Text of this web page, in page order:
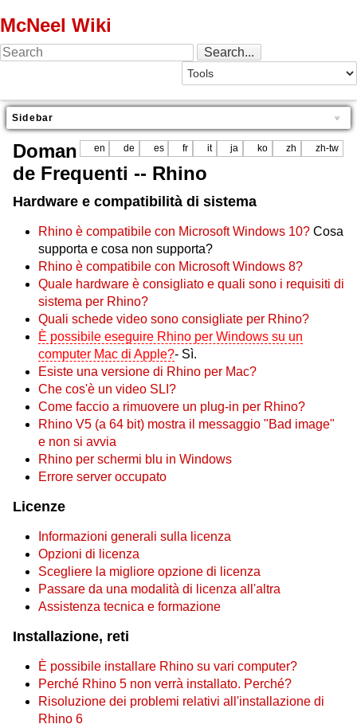
McNeel Wiki
Sidebar
en de es fr it ja ko zh zh-tw
Doman
de Frequenti -- Rhino
Hardware e compatibilità di sistema
Rhino è compatibile con Microsoft Windows 10? Cosa
supporta e cosa non supporta?
Rhino è compatibile con Microsoft Windows 8?
Quale hardware è consigliato e quali sono i requisiti di
sistema per Rhino?
Quali schede video sono consigliate per Rhino?
È possibile eseguire Rhino per Windows su un
computer Mac di Apple?- Sì.
Esiste una versione di Rhino per Mac?
Che cos'è un video SLI?
Come faccio a rimuovere un plug-in per Rhino?
Rhino V5 (a 64 bit) mostra il messaggio "Bad image"
e non si avvia
Rhino per schermi blu in Windows
Errore server occupato
Licenze
Informazioni generali sulla licenza
Opzioni di licenza
Scegliere la migliore opzione di licenza
Passare da una modalità di licenza all'altra
Assistenza tecnica e formazione
Installazione, reti
È possibile installare Rhino su vari computer?
Perché Rhino 5 non verrà installato. Perché?
Risoluzione dei problemi relativi all'installazione di
Rhino 6